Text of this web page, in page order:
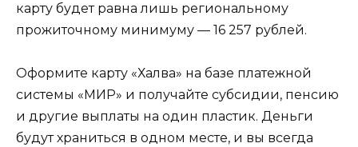
карту будет равна лишь региональному
прожиточному минимуму — 16 257 рублей.
Оформите карту «Халва» на базе платежной
системы «МИР» и получайте субсидии, пенсию
и другие выплаты на один пластик. Деньги
будут храниться в одном месте, и вы всегда